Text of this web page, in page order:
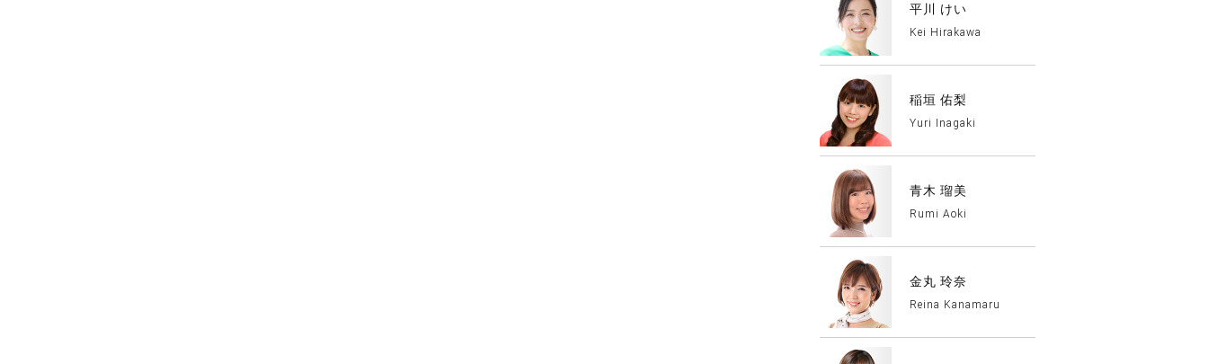
平川 けい
Kei Hirakawa
稲垣 佑梨
Yuri Inagaki
青木 瑠美
Rumi Aoki
金丸 玲奈
Reina Kanamaru